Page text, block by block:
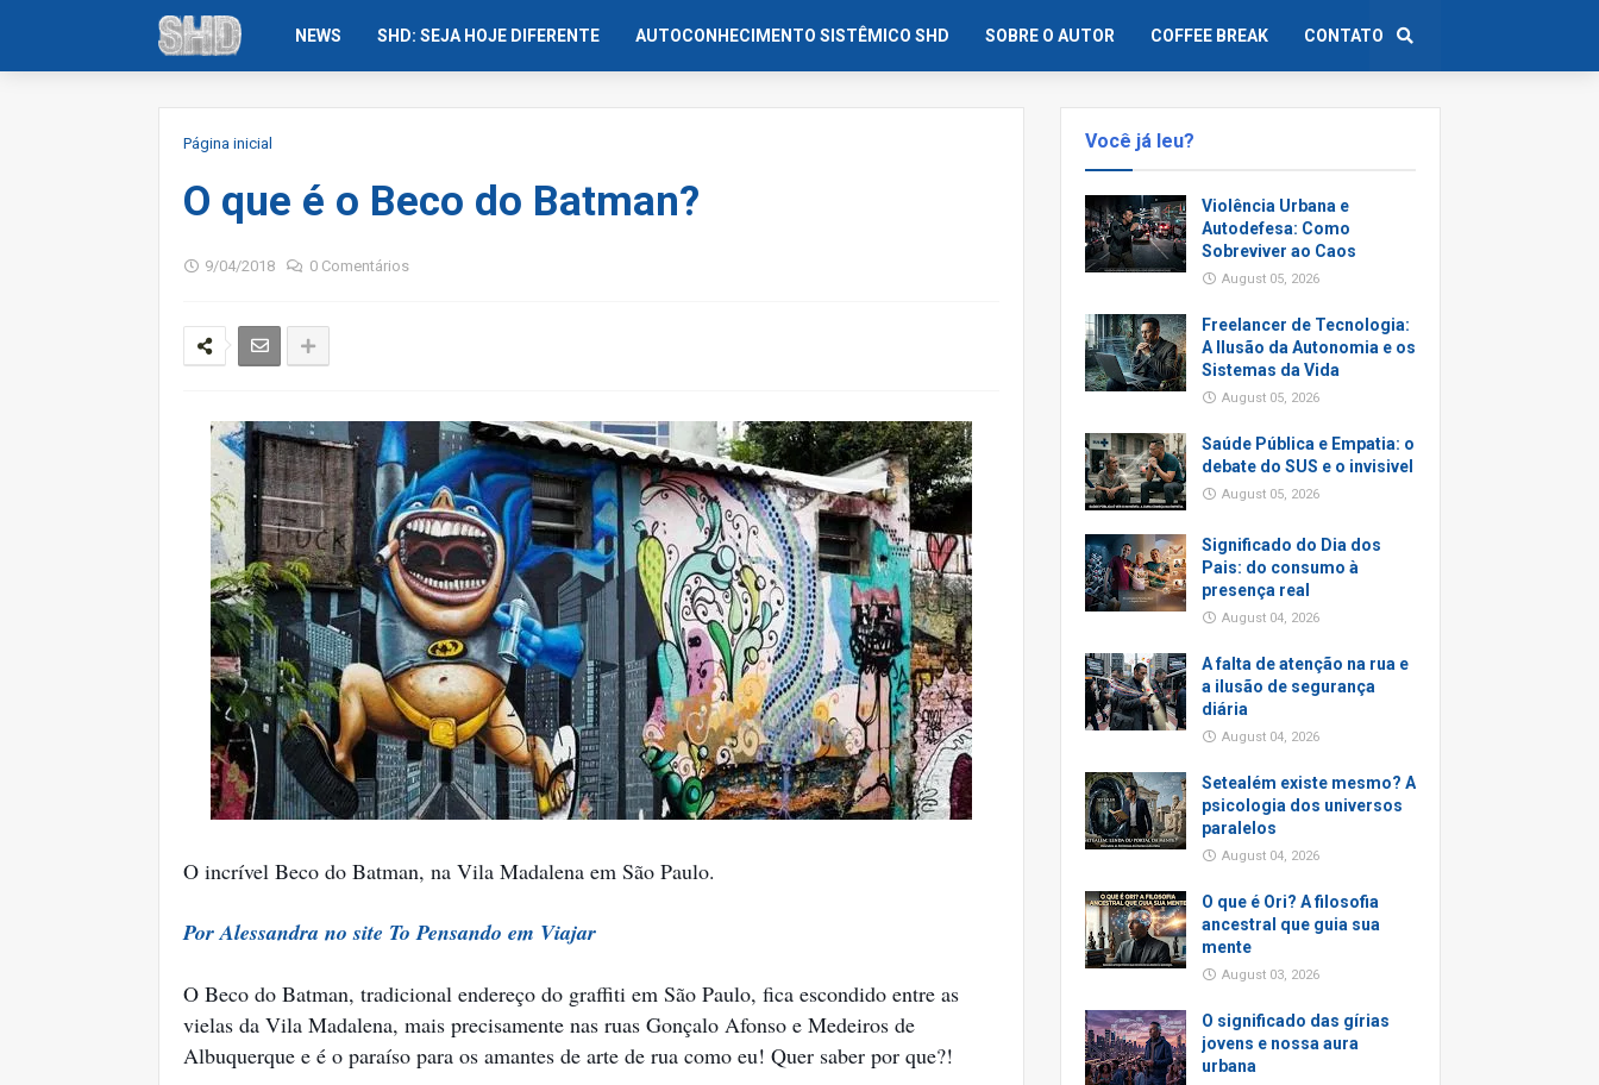
NEWS SHD: SEJA HOJE DIFERENTE AUTOCONHECIMENTO SISTÊMICO SHD SOBRE O AUTOR COFFEE BREAK CONTATO
Página inicial
O que é o Beco do Batman?
9/04/2018 0 Comentários
O incrível Beco do Batman, na Vila Madalena em São Paulo.
Por Alessandra no site To Pensando em Viajar
O Beco do Batman, tradicional endereço do graffiti em São Paulo, fica escondido entre as
vielas da Vila Madalena, mais precisamente nas ruas Gonçalo Afonso e Medeiros de
Albuquerque e é o paraíso para os amantes de arte de rua como eu! Quer saber por que?!
Você já leu?
Violência Urbana e
Autodefesa: Como
Sobreviver ao Caos
August 05, 2026
Freelancer de Tecnologia:
A Ilusão da Autonomia e os
Sistemas da Vida
August 05, 2026
Saúde Pública e Empatia: o
debate do SUS e o invisivel
August 05, 2026
Significado do Dia dos
Pais: do consumo à
presença real
August 04, 2026
A falta de atenção na rua e
a ilusão de segurança
diária
August 04, 2026
Setealém existe mesmo? A
psicologia dos universos
paralelos
August 04, 2026
O que é Ori? A filosofia
ancestral que guia sua
mente
August 03, 2026
O significado das gírias
jovens e nossa aura
urbana